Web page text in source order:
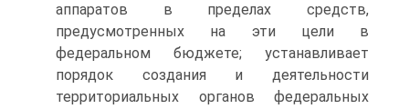
аппаратов в пределах средств,
предусмотренных на эти цели в
федеральном бюджете; устанавливает
порядок создания и деятельности
территориальных органов федеральных